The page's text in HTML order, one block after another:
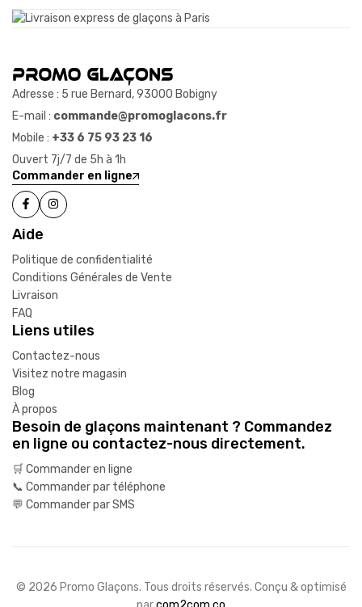
Adresse : 5 rue Bernard, 93000 Bobigny
E-mail : commande@promoglacons.fr
Mobile : +33 6 75 93 23 16
Ouvert 7j/7 de 5h à 1h
Commander en ligne
Aide
Politique de confidentialité
Conditions Générales de Vente
Livraison
FAQ
Liens utiles
Contactez-nous
Visitez notre magasin
Blog
À propos
Besoin de glaçons maintenant ? Commandez
en ligne ou contactez-nous directement.
🛒 Commander en ligne
📞 Commander par téléphone
💬 Commander par SMS
© 2026 Promo Glaçons. Tous droits réservés. Conçu & optimisé